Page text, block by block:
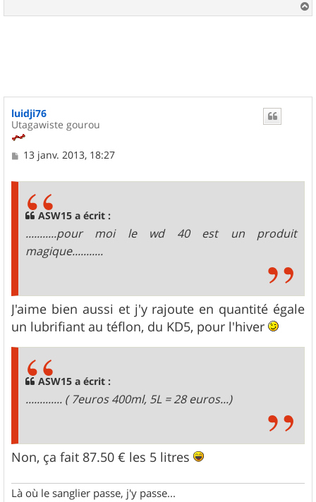
a
luidji76
Utagawiste gourou
M13 janv. 2013, 18:27
ASW15 a écrit :
...........pour moi le wd 40 est un produit
magique...........
J'aime bien aussi et j'y rajoute en quantité égale
un lubrifiant au téflon, du KD5, pour l'hiver
ASW15 a écrit :
............. ( 7euros 400ml, 5L = 28 euros...)
Non, ça fait 87.50 € les 5 litres
Là où le sanglier passe, j'y passe...